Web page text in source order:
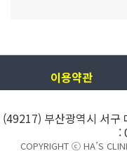
이용약관
(49217) 부산광역시 서
:
COPYRIGHT ⓒ HA’S